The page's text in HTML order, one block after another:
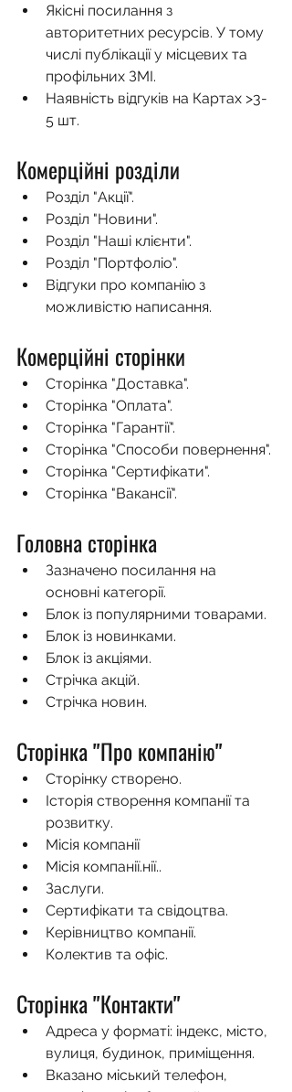
Якісні посилання з
авторитетних ресурсів. У тому
числі публікації у місцевих та
профільних ЗМІ.
Наявність відгуків на Картах >3-
5 шт.
Комерційні розділи
Розділ "Акції".
Розділ "Новини".
Розділ "Наші клієнти".
Розділ "Портфоліо".
Відгуки про компанію з
можливістю написання.
Комерційні сторінки
Сторінка "Доставка".
Сторінка "Оплата".
Сторінка "Гарантії".
Сторінка "Способи повернення".
Сторінка "Сертифікати".
Сторінка "Вакансії".
Головна сторінка
Зазначено посилання на
основні категорії.
Блок із популярними товарами.
Блок із новинками.
Блок із акціями.
Стрічка акцій.
Стрічка новин.
Сторінка "Про компанію"
Сторінку створено.
Історія створення компанії та
розвитку.
Місія компанії
Місія компанії.нії..
Заслуги.
Сертифікати та свідоцтва.
Керівництво компанії.
Колектив та офіс.
Сторінка "Контакти"
Адреса у форматі: індекс, місто,
вулиця, будинок, приміщення.
Вказано міський телефон,